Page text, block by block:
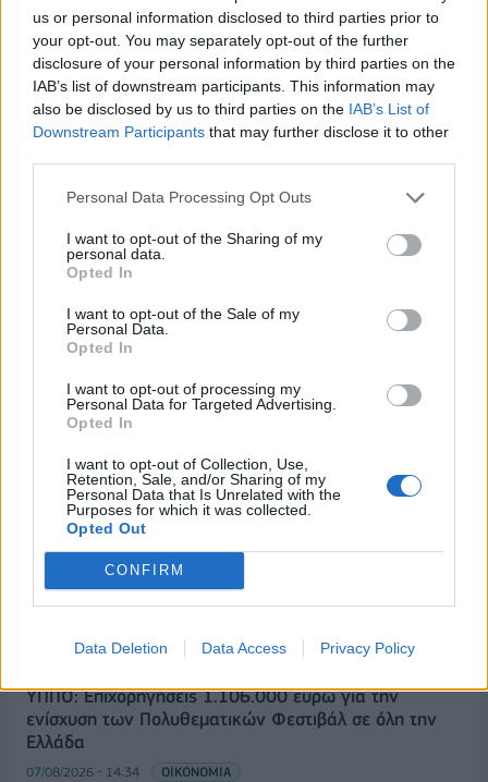
us or personal information disclosed to third parties prior to
your opt-out. You may separately opt-out of the further
disclosure of your personal information by third parties on the
IAB’s list of downstream participants. This information may
also be disclosed by us to third parties on the IAB’s List of
Downstream Participants that may further disclose it to other
Personal Data Processing Opt Outs
I want to opt-out of the Sharing of my
personal data.
Opted In
I want to opt-out of the Sale of my
Personal Data.
Opted In
I want to opt-out of processing my
Personal Data for Targeted Advertising.
Opted In
I want to opt-out of Collection, Use,
Retention, Sale, and/or Sharing of my
Personal Data that Is Unrelated with the
Purposes for which it was collected.
Opted Out
CONFIRM
Data Deletion Data Access Privacy Policy
για την ενίσχυση της βιοασφάλειας
07/08/2026 - 17:02 ΟΙΚΟΝΟΜΙΑ
Deloitte Ελλάδος: Χρηματοοικονομικός σύμβουλος
της ΔΕΗ για την είσοδο στην πολωνική αγορά
ενέργειας
Στρατηγική επένδυση του EFA GROUP στη Fractal
τεχνολογιών
07/08/2026 - 16:11
Συνάλλαγμα: Το ευρώ ενισχύεται 0,08%, στα
1,1534 δολάρια
Χρηματιστήριο: Στις 2.623,19 μονάδες ο Γενικός
Δείκτης Τιμών, με άνοδο 0,57%
07/08/2026 - 15:21 ΟΙΚΟΝΟΜΙΑ
Νέο κύμα καύσωνα στην Ευρώπη – Θερμοκρασίες
άνω των 40°C σε Ιταλία, Ισπανία και Βαλκάνια
07/08/2026 - 14:58
Fourlis: Συμφωνία για την πώληση συμμετοχής στο
07/08/2026 - 14:39 ΕΠΙΧΕΙΡΗΣΕΙΣ
ΥΠΠΟ: Επιχορηγήσεις 1.106.000 ευρώ για την
ενίσχυση των Πολυθεματικών Φεστιβάλ σε όλη την
Ελλάδα
07/08/2026 - 14:34 ΟΙΚΟΝΟΜΙΑ